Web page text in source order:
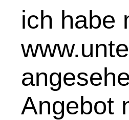
ich habe
Angebot